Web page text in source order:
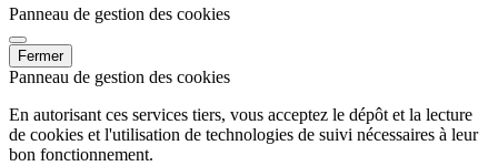
Panneau de gestion des cookies
Fermer
Panneau de gestion des cookies
En autorisant ces services tiers, vous acceptez le dépôt et la lecture
de cookies et l'utilisation de technologies de suivi nécessaires à leur
bon fonctionnement.